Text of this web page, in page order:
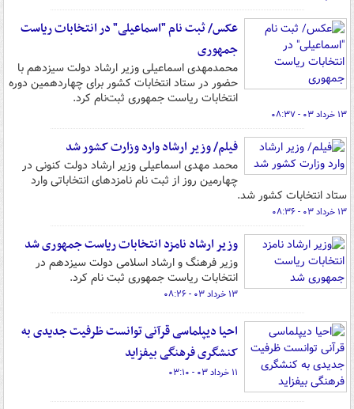
عکس/ ثبت نام "اسماعیلی" در انتخابات ریاست
جمهوری
محمدمهدی اسماعیلی وزیر ارشاد دولت سیزدهم با
حضور در ستاد انتخابات کشور برای چهاردهمین دوره
انتخابات ریاست جمهوری ثبت‌نام کرد.
۱۳ خرداد ۰۳ - ۰۸:۳۷
فیلم/ وزیر ارشاد وارد وزارت کشور شد
محمد مهدی اسماعیلی وزیر ارشاد دولت کنونی در
چهارمین روز از ثبت نام نامزدهای انتخاباتی وارد
ستاد انتخابات کشور شد.
۱۳ خرداد ۰۳ - ۰۸:۳۶
وزیر ارشاد نامزد انتخابات ریاست جمهوری شد
وزیر فرهنگ و ارشاد اسلامی دولت سیزدهم در
انتخابات ریاست‌ جمهوری ثبت نام کرد.
۱۳ خرداد ۰۳ - ۰۸:۲۶
احیا دیپلماسی قرآنی توانست ظرفیت جدیدی به
کنشگری فرهنگی بیفزاید
۱۱ خرداد ۰۳ - ۰۳:۱۰